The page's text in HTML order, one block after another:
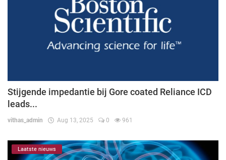
Stijgende impedantie bij Gore coated Reliance ICD
leads...
vithas_admin Aug 13, 2025 0 961
Laatste nieuws